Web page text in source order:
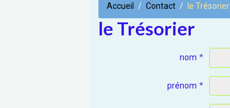
Accueil Contact le Trésorier
le Trésorier
nom
prénom